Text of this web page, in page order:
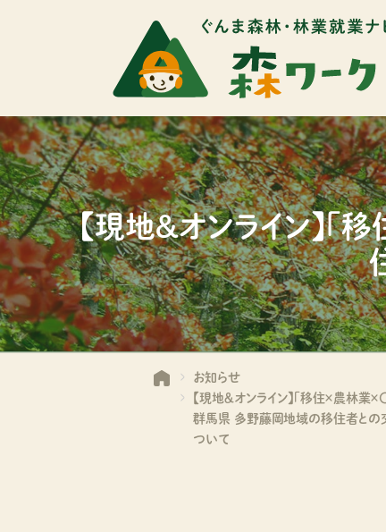
【現地＆オンライン】
お知らせ
【現地＆オンライン】「移住×農林業
群馬県 多野藤岡地域の移住者との
ついて